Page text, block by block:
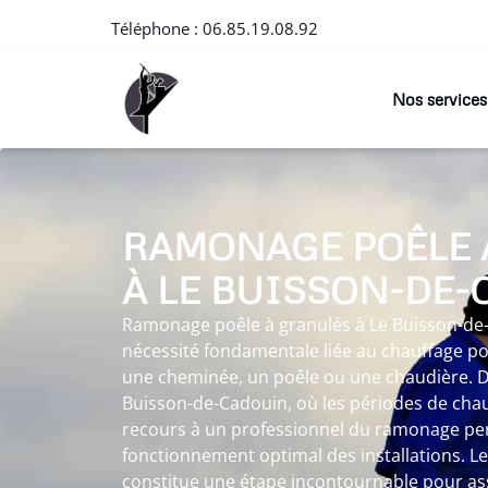
Téléphone : 06.85.19.08.92
Nos services
RAMONAGE POÊLE
À LE BUISSON-DE-
Ramonage poêle à granulés à Le Buisson-
nécessité fondamentale liée au chauffage
une cheminée, un poêle ou une chaudière.
Buisson-de-Cadouin, où les périodes de
recours à un professionnel du ramonage
fonctionnement optimal des installations.
constitue une étape incontournable pour